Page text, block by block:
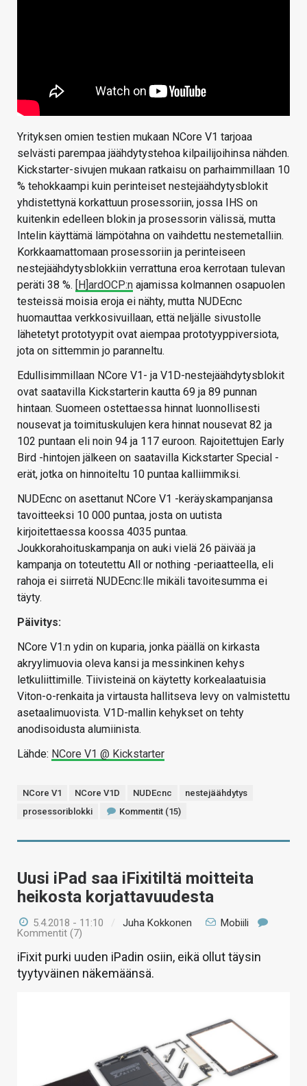
Yrityksen omien testien mukaan NCore V1 tarjoaa
selvästi parempaa jäähdytystehoa kilpailijoihinsa nähden.
Kickstarter-sivujen mukaan ratkaisu on parhaimmillaan 10
% tehokkaampi kuin perinteiset nestejäähdytysblokit
yhdistettynä korkattuun prosessoriin, jossa IHS on
kuitenkin edelleen blokin ja prosessorin välissä, mutta
Intelin käyttämä lämpötahna on vaihdettu nestemetalliin.
Korkkaamattomaan prosessoriin ja perinteiseen
nestejäähdytysblokkiin verrattuna eroa kerrotaan tulevan
peräti 38 %. [H]ardOCP:n ajamissa kolmannen osapuolen
testeissä moisia eroja ei nähty, mutta NUDEcnc
huomauttaa verkkosivuillaan, että neljälle sivustolle
lähetetyt prototyypit ovat aiempaa prototyyppiversiota,
jota on sittemmin jo paranneltu.
Edullisimmillaan NCore V1- ja V1D-nestejäähdytysblokit
ovat saatavilla Kickstarterin kautta 69 ja 89 punnan
hintaan. Suomeen ostettaessa hinnat luonnollisesti
nousevat ja toimituskulujen kera hinnat nousevat 82 ja
102 puntaan eli noin 94 ja 117 euroon. Rajoitettujen Early
Bird -hintojen jälkeen on saatavilla Kickstarter Special -
erät, jotka on hinnoiteltu 10 puntaa kalliimmiksi.
NUDEcnc on asettanut NCore V1 -keräyskampanjansa
tavoitteeksi 10 000 puntaa, josta on uutista
kirjoitettaessa koossa 4035 puntaa.
Joukkorahoituskampanja on auki vielä 26 päivää ja
kampanja on toteutettu All or nothing -periaatteella, eli
rahoja ei siirretä NUDEcnc:lle mikäli tavoitesumma ei
täyty.
Päivitys:
NCore V1:n ydin on kuparia, jonka päällä on kirkasta
akryylimuovia oleva kansi ja messinkinen kehys
letkuliittimille. Tiivisteinä on käytetty korkealaatuisia
Viton-o-renkaita ja virtausta hallitseva levy on valmistettu
asetaalimuovista. V1D-mallin kehykset on tehty
anodisoidusta alumiinista.
Lähde: NCore V1 @ Kickstarter
NCore V1 NCore V1D NUDEcnc
nestejäähdytys
prosessoriblokki
Kommentit (15)
Uusi iPad saa iFixitiltä moitteita
heikosta korjattavuudesta
5.4.2018 - 11:10 / Juha Kokkonen
Mobiili
Kommentit (7)
iFixit purki uuden iPadin osiin, eikä ollut täysin
tyytyväinen näkemäänsä.